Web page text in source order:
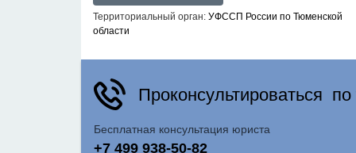
Территориальный орган: УФССП России по Тюменской
области